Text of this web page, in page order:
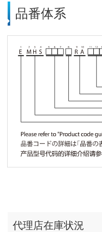
品番体系
代理店在庫状況